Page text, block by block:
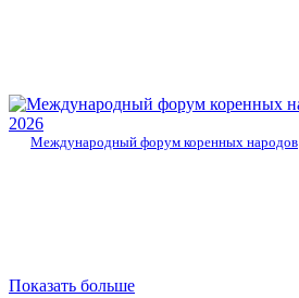
2026
Международный форум коренных народов
Показать больше